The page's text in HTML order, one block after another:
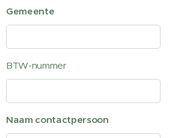
Gemeente
BTW-nummer
Naam contactpersoon